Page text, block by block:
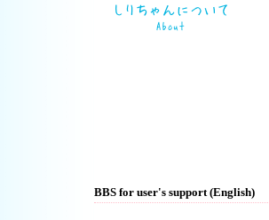
BBS for user's support (English)